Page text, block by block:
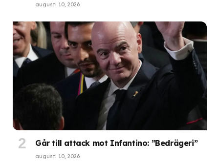
augusti 10, 2026
Går till attack mot Infantino: ”Bedrägeri”
augusti 10, 2026